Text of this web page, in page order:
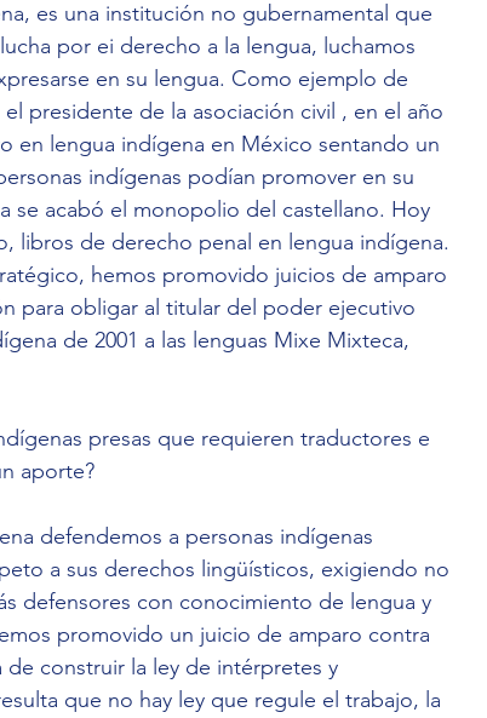
es una institución no gubernamental que
por ei derecho a la lengua, luchamos
en su lengua. Como ejemplo de
presidente de la asociación civil , en el año
en lengua indígena en México sentando un
indígenas podían promover en su
se acabó el monopolio del castellano. Hoy
libros de derecho penal en lengua indígena.
hemos promovido juicios de amparo
para obligar al titular del poder ejecutivo
de 2001 a las lenguas Mixe Mixteca,
presas que requieren traductores e
aporte?
defendemos a personas indígenas
a sus derechos lingüísticos, exigiendo no
defensores con conocimiento de lengua y
promovido un juicio de amparo contra
de construir la ley de intérpretes y
que no hay ley que regule el trabajo, la